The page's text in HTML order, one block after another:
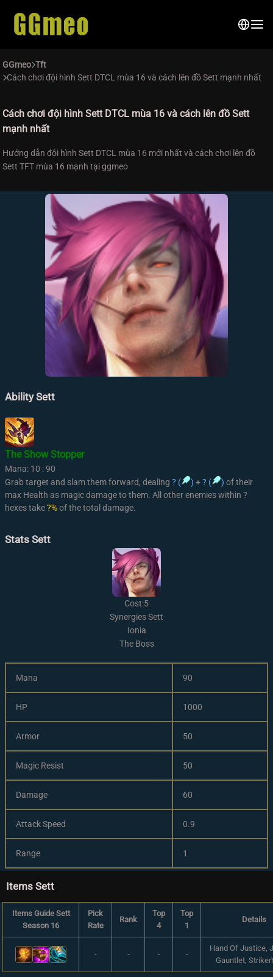
GGmeo Tft
Cách chơi đội hình Sett DTCL mùa 16 và cách lên đồ Sett mạnh nhất
Cách chơi đội hình Sett DTCL mùa 16 và cách lên đồ Sett
mạnh nhất
Hướng dẫn đội hình Sett DTCL mùa 16 mới nhất và cách chơi lên đồ
Sett TFT mùa 16 mạnh tại ggmeo
Ability Sett
The Show Stopper
Mana: 10 : 90
Grab target and slam them forward, dealing ? ( ) +? ( ) of their
max Health as magic damage to them. All other enemies within ?
hexes take?%of the total damage.
Stats Sett
Cost:5
Synergies Sett
Ionia
The Boss
Mana 90
HP 1000
Armor 50
Magic Resist 50
Damage 60
Attack Speed 0.9
Range 1
Items Sett
Items Guide Sett
Season 16
Pick
Rate
Rank
Top
4
Top
1
Details
- - - -
Hand Of Justice,
Gauntlet,